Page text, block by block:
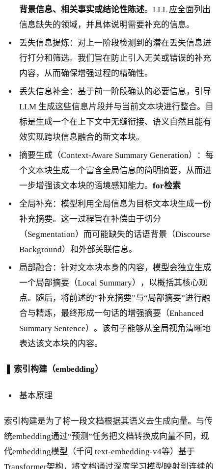
背景信息、相关事实或结论性陈述。LLL 应全面列出
信息缺失的领域，并具体说明需要补充的信息。
丢失信息提炼：对上一阶段检测到的潜在丢失信息进
行打分和筛选。我们旨在防止引入无关或错误的补充
内容，从而确保增强过程的精确性。
丢失信息补全：基于前一阶段确认的必要信息，引导
LLM 生成这些信息片段并与当前文本块进行整合。目
标是生成一个在上下文中无缝衔接、语义自然且能有
效实现跨块信息融合的新文本块。
摘要生成（Context-Aware Summary Generation）：每
个文本块生成一个富含全局信息的简明摘要，从而进
一步增强该文本块的语境感知能力。for检索
全局补充：模型利用全局信息为目标文本块生成一份
补充摘要。这一过程旨在补偿由于切分
（Segmentation）而可能缺失的话语背景（Discourse
Background）和外部关联信息。
局部融合：针对文本块本身的内容，模型会独立生成
一个局部摘要（Local Summary），以概括其核心观
点。随后，将前述的“补充摘要”与“局部摘要”进行融
合与精炼，最终形成一句话的增强摘要（Enhanced
Summary Sentence）。该句子能够从全局视角清晰地
表达该文本块的内容。
▐ 索引构建（embedding）
基本原理
索引构建是为了将一段文档根据其语义去生成向量。与传
统embedding通过“预测”任务把文档转换成向量不同，现
代embedding模型（千问 text-embedding-v4等）基于
Transformer架构，将文档通过深度学习模型映射到连续的